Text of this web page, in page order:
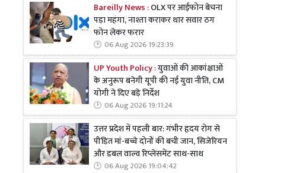
Bareilly News :OLX पर आईफोन बेचना
पड़ा महंगा, नाश्ता कराकर थार सवार ठग
फोन लेकर फरार
06 Aug 2026 19:23:39
UP Youth Policy :युवाओं की आकांक्षाओं
के अनुरूप बनेगी यूपी की नई युवा नीति, CM
योगी ने दिए बड़े निर्देश
06 Aug 2026 19:11:24
उत्तर प्रदेश में पहली बार: गंभीर हृदय रोग से
पीड़ित मां-बच्चे दोनों की बची जान, सिजेरियन
और डबल वाल्व रिप्लेसमेंट साथ-साथ
06 Aug 2026 19:04:42